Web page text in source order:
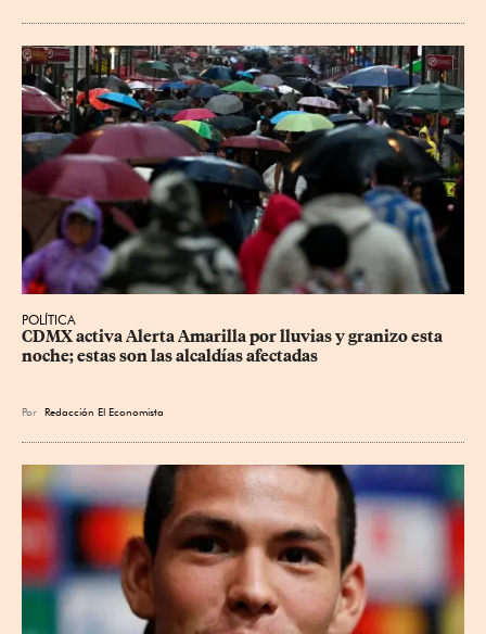
POLÍTICA
CDMX activa Alerta Amarilla por lluvias y granizo esta
noche; estas son las alcaldías afectadas
Por Redacción El Economista